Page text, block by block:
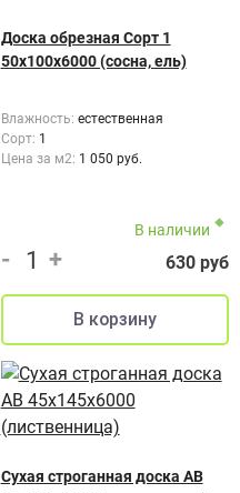
Доска обрезная Сорт 1
50х100х6000 (сосна, ель)
Влажность: естественная
Сорт: 1
Цена за м2: 1 050 руб.
В наличии
- + 630 руб
Сухая строганная доска АВ